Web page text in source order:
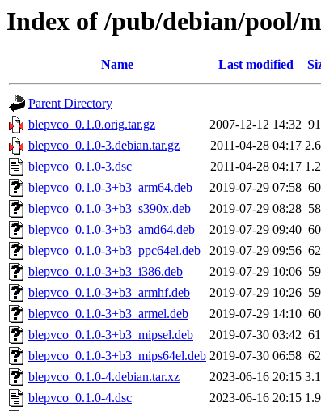
Index of /pub/debian/pool/
Name Last modified
Parent Directory
blepvco_0.1.0.orig.tar.gz
2007-12-12 14:32
blepvco_0.1.0-3.debian.tar.gz
2011-04-28 04:17
blepvco_0.1.0-3.dsc
2011-04-28 04:17
blepvco_0.1.0-3+b3_arm64.deb
2019-07-29 07:58
blepvco_0.1.0-3+b3_s390x.deb
2019-07-29 08:28
blepvco_0.1.0-3+b3_amd64.deb
2019-07-29 09:40
blepvco_0.1.0-3+b3_ppc64el.deb
2019-07-29 09:56
blepvco_0.1.0-3+b3_i386.deb
2019-07-29 10:06
blepvco_0.1.0-3+b3_armhf.deb
2019-07-29 10:26
blepvco_0.1.0-3+b3_armel.deb
2019-07-29 14:10
blepvco_0.1.0-3+b3_mipsel.deb
2019-07-30 03:42
blepvco_0.1.0-3+b3_mips64el.deb 2019-07-30 06:58
blepvco_0.1.0-4.debian.tar.xz
2023-06-16 20:15
blepvco_0.1.0-4.dsc
2023-06-16 20:15